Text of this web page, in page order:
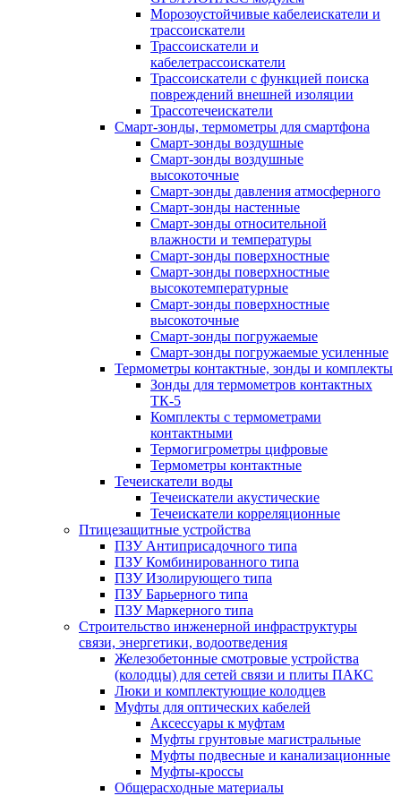
Морозоустойчивые кабелеискатели и
трассоискатели
Трассоискатели и
кабелетрассоискатели
Трассоискатели с функцией поиска
повреждений внешней изоляции
Трассотечеискатели
Смарт-зонды, термометры для смартфона
Смарт-зонды воздушные
Смарт-зонды воздушные
высокоточные
Смарт-зонды давления атмосферного
Смарт-зонды настенные
Смарт-зонды относительной
влажности и температуры
Смарт-зонды поверхностные
Смарт-зонды поверхностные
высокотемпературные
Смарт-зонды поверхностные
высокоточные
Смарт-зонды погружаемые
Смарт-зонды погружаемые усиленные
Термометры контактные, зонды и комплекты
Зонды для термометров контактных
ТК-5
Комплекты с термометрами
контактными
Термогигрометры цифровые
Термометры контактные
Течеискатели воды
Течеискатели акустические
Течеискатели корреляционные
Птицезащитные устройства
ПЗУ Антиприсадочного типа
ПЗУ Комбинированного типа
ПЗУ Изолирующего типа
ПЗУ Барьерного типа
ПЗУ Маркерного типа
Строительство инженерной инфраструктуры
связи, энергетики, водоотведения
Железобетонные смотровые устройства
(колодцы) для сетей связи и плиты ПАКС
Люки и комплектующие колодцев
Муфты для оптических кабелей
Аксессуары к муфтам
Муфты грунтовые магистральные
Муфты подвесные и канализационные
Муфты-кроссы
Общерасходные материалы